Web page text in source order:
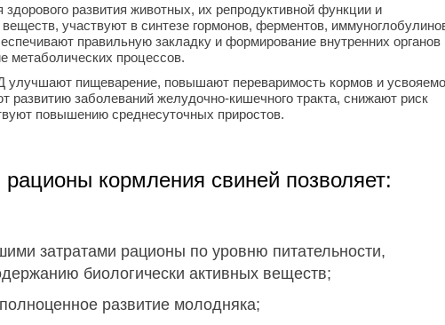
развития животных, их репродуктивной функции и
участвуют в синтезе гормонов, ферментов,
правильную закладку и формирование внутренних органов
метаболических процессов.
пищеварение, повышают переваримость кормов и
развитию заболеваний желудочно-кишечного тракта, снижают риск
повышению среднесуточных приростов.
рационы кормления свиней позволяет:
затратами рационы по уровню питательности,
биологически активных веществ;
развитие молодняка;